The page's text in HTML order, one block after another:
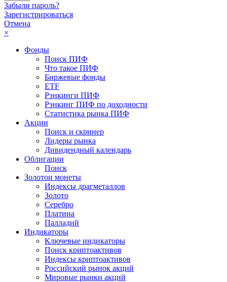
Забыли пароль?
Зарегистрироваться
Отмена
×
Фонды
Поиск ПИФ
Что такое ПИФ
Биржевые фонды
ETF
Рэнкинги ПИФ
Рэнкинг ПИФ по доходности
Статистика рынка ПИФ
Акции
Поиск и скринер
Лидеры рынка
Дивидендный календарь
Облигации
Поиск
Золотои монеты
Индексы драгметаллов
Золото
Серебро
Платина
Палладий
Индикаторы
Ключевые индикаторы
Поиск криптоактивов
Индексы криптоактивов
Российский рынок акций
Мировые рынки акций